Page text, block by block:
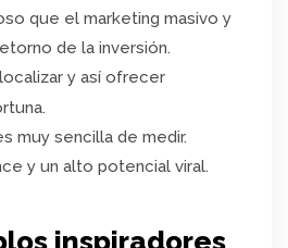
que el marketing masivo y
de la inversión.
y así ofrecer
muy sencilla de medir.
y un alto potencial viral.